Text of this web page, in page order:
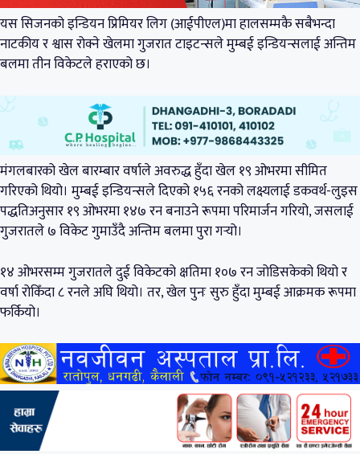
यस सिजनको इन्डियन प्रिमियर लिग (आईपीएल)मा हालसम्मकै सबैभन्दा
नाटकीय र श्वास रोक्ने खेलमा गुजरात टाइटन्सले मुम्बई इन्डियन्सलाई अन्तिम
बलमा तीन विकेटले हराएको छ।
मंगलबारको खेल बारम्बार वर्षाले अवरुद्ध हुँदा खेल १९ ओभरमा सीमित
गरिएको थियो। मुम्बई इन्डियन्सले दिएको १५६ रनको लक्ष्यलाई डकवर्थ-लुइस
पद्धतिअनुसार १९ ओभरमा १४७ रन बनाउने रूपमा परिमार्जन गरियो, जसलाई
गुजरातले ७ विकेट गुमाउँदै अन्तिम बलमा पुरा गऱ्यो।
१४ ओभरसम्म गुजरातले दुई विकेटको क्षतिमा १०७ रन जोडिसकेको थियो र
वर्षा रोकिँदा ८ रनले अघि थियो। तर, खेल पुनः सुरु हुँदा मुम्बई आक्रमक रूपमा
फर्कियो।